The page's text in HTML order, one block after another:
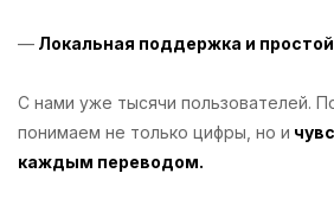
— Локальная поддержка и
С нами уже тысячи пользователей.
понимаем не только цифры, но и
каждым переводом.